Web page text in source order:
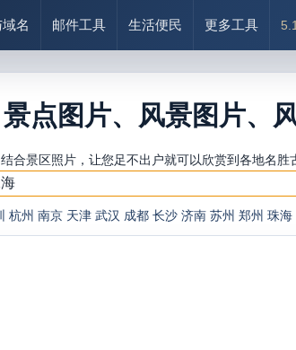
名 邮件工具 生活便民 更多工具
点图片、风景图片、
合景区照片，让您足不出户就可以欣赏到各地名胜
杭州 南京 天津 武汉 成都 长沙 济南 苏州 郑州 珠海